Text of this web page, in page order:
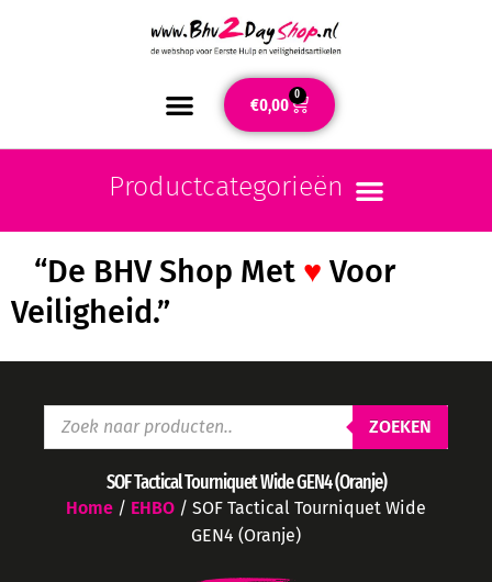
€0,00 0
“De BHV Shop Met ♥ Voor
Veiligheid.”
ZOEKEN
SOF Tactical Tourniquet Wide GEN4 (Oranje)
Home / EHBO / SOF Tactical Tourniquet Wide
GEN4 (Oranje)